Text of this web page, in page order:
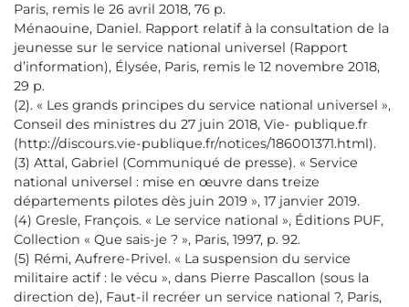
Paris, remis le 26 avril 2018, 76 p.
Ménaouine, Daniel. Rapport relatif à la consultation de la
jeunesse sur le service national universel (Rapport
d’information), Élysée, Paris, remis le 12 novembre 2018,
29 p.
(2). « Les grands principes du service national universel »,
Conseil des ministres du 27 juin 2018, Vie- publique.fr
(http://discours.vie-publique.fr/notices/186001371.html).
(3) Attal, Gabriel (Communiqué de presse). « Service
national universel : mise en œuvre dans treize
départements pilotes dès juin 2019 », 17 janvier 2019.
(4) Gresle, François. « Le service national », Éditions PUF,
Collection « Que sais-je ? », Paris, 1997, p. 92.
(5) Rémi, Aufrere-Privel. « La suspension du service
militaire actif : le vécu », dans Pierre Pascallon (sous la
direction de), Faut-il recréer un service national ?, Paris,